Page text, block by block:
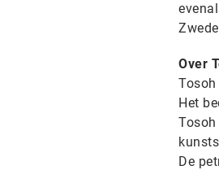
Over
Het
De